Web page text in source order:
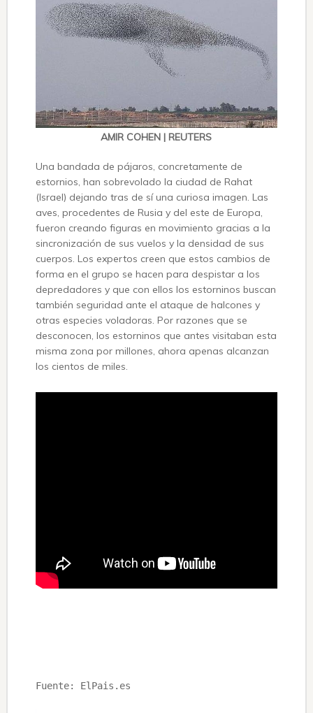
AMIR COHEN | REUTERS
Una bandada de pájaros, concretamente de
estornios, han sobrevolado la ciudad de Rahat
(Israel) dejando tras de sí una curiosa imagen. Las
aves, procedentes de Rusia y del este de Europa,
fueron creando figuras en movimiento gracias a la
sincronización de sus vuelos y la densidad de sus
cuerpos. Los expertos creen que estos cambios de
forma en el grupo se hacen para despistar a los
depredadores y que con ellos los estorninos buscan
también seguridad ante el ataque de halcones y
otras especies voladoras. Por razones que se
desconocen, los estorninos que antes visitaban esta
misma zona por millones, ahora apenas alcanzan
los cientos de miles.
Fuente: ElPais.es